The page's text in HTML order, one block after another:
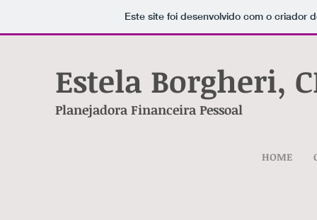
Este site foi desenvolvido com o criador
Estela Borgheri,
Planejadora Financeira Pessoal
HOME